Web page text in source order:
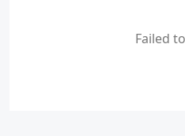
Failed